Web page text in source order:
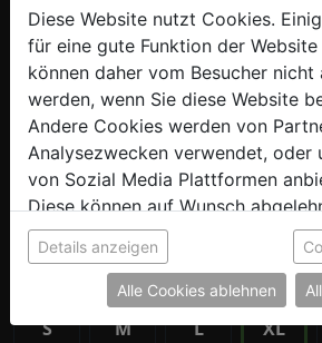
T-Shirt Schwarz
Unser Grizzlies T-Shirt ist der
der Eishalle, beim Training oder im
hochwertiger Baumwolle gefertigt,
angenehmen Tragekomfort und
markanten GRIZZLIES-Print stolz
Vereinszugehörigkeit.
Größe auswählen:
S M L XL
Diese Website nutzt Cookies.
für eine gute Funktion der
können daher vom Besucher nicht
werden, wenn Sie diese Website
Andere Cookies werden von
Analysezwecken verwendet, oder
von Sozial Media Plattformen
Diese können auf Wunsch
sie unsere Webseite weiter
Einwilligung zu unseren Cookies.
Details anzeigen
Alle Cookies ablehnen